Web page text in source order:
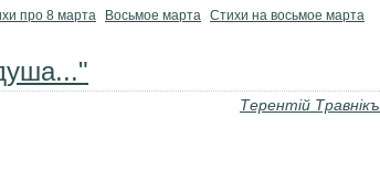
про 8 марта Восьмое марта Стихи на восьмое марта
Терентiй Травнiкъ